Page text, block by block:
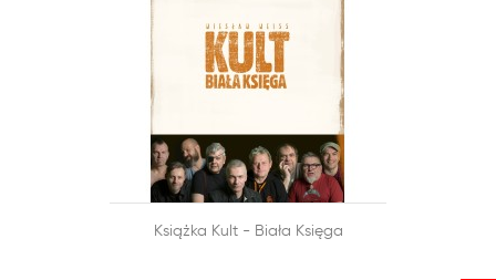
DODAJ DO KOSZYKA
SZYBKI PODGLĄD
Książka Kult - Biała Księga